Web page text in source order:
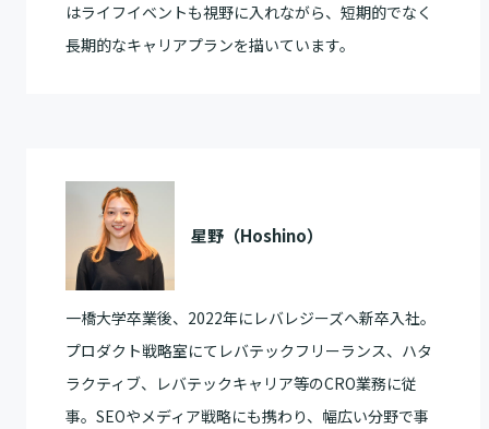
はライフイベントも視野に入れながら、短期的でなく
長期的なキャリアプランを描いています。
星野（Hoshino）
一橋大学卒業後、2022年にレバレジーズへ新卒入社。
プロダクト戦略室にてレバテックフリーランス、ハタ
ラクティブ、レバテックキャリア等のCRO業務に従
事。SEOやメディア戦略にも携わり、幅広い分野で事